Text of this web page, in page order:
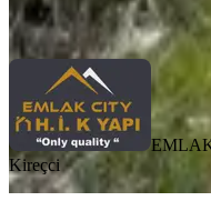
Ara
Kireçci